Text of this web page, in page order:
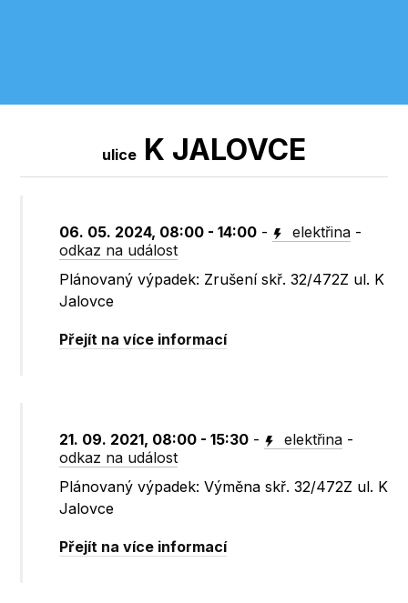
ulice K JALOVCE
06. 05. 2024, 08:00 - 14:00 - elektřina -
odkaz na událost
Plánovaný výpadek: Zrušení skř. 32/472Z ul. K
Jalovce
Přejít na více informací
21. 09. 2021, 08:00 - 15:30 - elektřina -
odkaz na událost
Plánovaný výpadek: Výměna skř. 32/472Z ul. K
Jalovce
Přejít na více informací